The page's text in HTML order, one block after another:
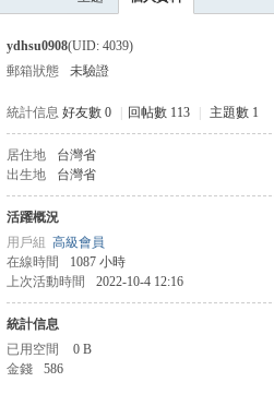
ydhsu0908(UID: 4039)
郵箱狀態
未驗證
統計信息 好友數 0 回帖數 113 主題數 1
居住地 台灣省
出生地
台灣省
活躍概況
用戶組 高級會員
在線時間
1087 小時
上次活動時間
2022-10-4 12:16
統計信息
已用空間
0 B
金錢
586